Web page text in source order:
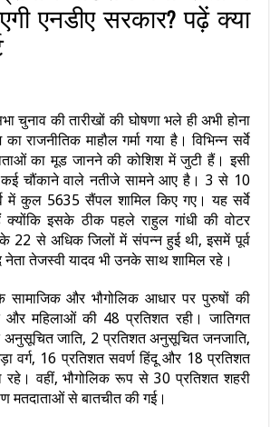
एनडीए सरकार? पढ़ें क्या
चुनाव की तारीखों की घोषणा भले ही अभी होना
राजनीतिक माहौल गर्मा गया है। विभिन्न सर्वे
का मूड जानने की कोशिश में जुटी हैं। इसी
कई चौंकाने वाले नतीजे सामने आए है। 3 से 10
में कुल 5635 सैंपल शामिल किए गए। यह सर्वे
क्योंकि इसके ठीक पहले राहुल गांधी की वोटर
के 22 से अधिक जिलों में संपन्न हुई थी, इसमें पूर्व
तेजस्वी यादव भी उनके साथ शामिल रहे।
सामाजिक और भौगोलिक आधार पर पुरुषों की
और महिलाओं की 48 प्रतिशत रही। जातिगत
जाति, 2 प्रतिशत अनुसूचित जनजाति,
वर्ग, 16 प्रतिशत सवर्ण हिंदू और 18 प्रतिशत
रहे। वहीं, भौगोलिक रूप से 30 प्रतिशत शहरी
मतदाताओं से बातचीत की गई।